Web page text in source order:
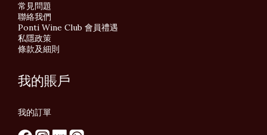
常見問題
聯絡我們
Ponti Wine Club 會員禮遇
私隱政策
條款及細則
我的賬戶
我的訂單